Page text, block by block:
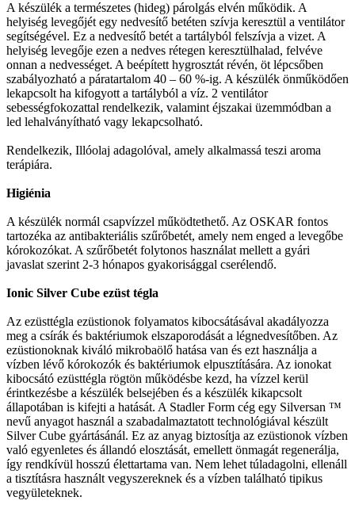
A készülék a természetes (hideg) párolgás elvén működik. A
helyiség levegőjét egy nedvesítő betéten szívja keresztül a ventilátor
segítségével. Ez a nedvesítő betét a tartályból felszívja a vizet. A
helyiség levegője ezen a nedves rétegen keresztülhalad, felvéve
onnan a nedvességet. A beépített hygrosztát révén, öt lépcsőben
szabályozható a páratartalom 40 – 60 %-ig. A készülék önműködően
lekapcsolt ha kifogyott a tartályból a víz. 2 ventilátor
sebességfokozattal rendelkezik, valamint éjszakai üzemmódban a
led lehalványítható vagy lekapcsolható.
Rendelkezik, Illóolaj adagolóval, amely alkalmassá teszi aroma
terápiára.
Higiénia
A készülék normál csapvízzel működtethető. Az OSKAR fontos
tartozéka az antibakteriális szűrőbetét, amely nem enged a levegőbe
kórokozókat. A szűrőbetét folytonos használat mellett a gyári
javaslat szerint 2-3 hónapos gyakorisággal cserélendő.
Ionic Silver Cube ezüst tégla
Az ezüsttégla ezüstionok folyamatos kibocsátásával akadályozza
meg a csírák és baktériumok elszaporodását a légnedvesítőben. Az
ezüstionoknak kiváló mikrobaölő hatása van és ezt használja a
vízben lévő kórokozók és baktériumok elpusztítására. Az ionokat
kibocsátó ezüsttégla rögtön működésbe kezd, ha vízzel kerül
érintkezésbe a készülék belsejében és a készülék kikapcsolt
állapotában is kifejti a hatását. A Stadler Form cég egy Silversan ™
nevű anyagot használ a szabadalmaztatott technológiával készült
Silver Cube gyártásánál. Ez az anyag biztosítja az ezüstionok vízben
való egyenletes és állandó elosztását, emellett önmagát regenerálja,
így rendkívül hosszú élettartama van. Nem lehet túladagolni, ellenáll
a tisztításra használt vegyszereknek és a vízben található tipikus
vegyületeknek.